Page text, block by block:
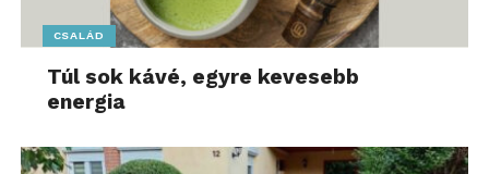
CSALÁD
Túl sok kávé, egyre kevesebb
energia